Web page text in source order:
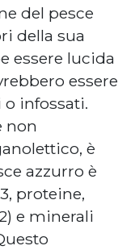
del pesce
della sua
essere lucida
essere
infossati.
non
è
azzurro è
proteine,
e minerali